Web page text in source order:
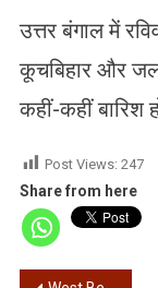
उत्तर बंगाल में
कूचबिहार और
कहीं-कहीं बारिश
Post Views: 247
Share from here